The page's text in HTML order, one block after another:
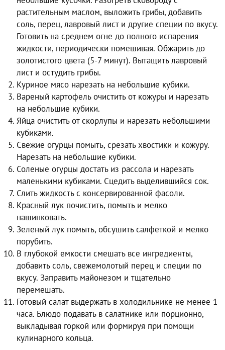
растительным маслом, выложить грибы, добавить
соль, перец, лавровый лист и другие специи по вкусу.
Готовить на среднем огне до полного испарения
жидкости, периодически помешивая. Обжарить до
золотистого цвета (5-7 минут). Вытащить лавровый
лист и остудить грибы.
Куриное мясо нарезать на небольшие кубики.
Вареный картофель очистить от кожуры и нарезать
на небольшие кубики.
Яйца очистить от скорлупы и нарезать небольшими
кубиками.
Свежие огурцы помыть, срезать хвостики и кожуру.
Нарезать на небольшие кубики.
Соленые огурцы достать из рассола и нарезать
маленькими кубиками. Сцедить выделившийся сок.
Слить жидкость с консервированной фасоли.
Красный лук почистить, помыть и мелко
нашинковать.
Зеленый лук помыть, обсушить салфеткой и мелко
порубить.
В глубокой емкости смешать все ингредиенты,
добавить соль, свежемолотый перец и специи по
вкусу. Заправить майонезом и тщательно
перемешать.
Готовый салат выдержать в холодильнике не менее 1
часа. Блюдо подавать в салатнике или порционно,
выкладывая горкой или формируя при помощи
кулинарного кольца.